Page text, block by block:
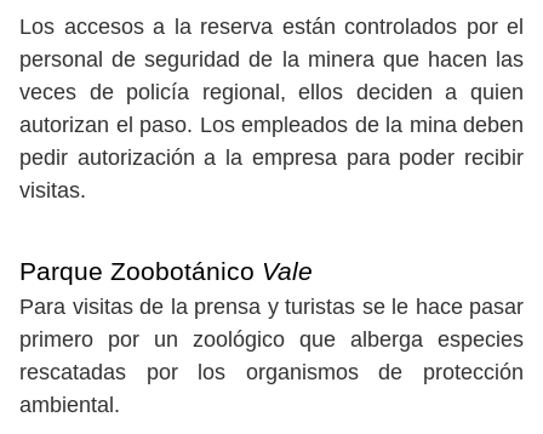
Los accesos a la reserva están controlados por el
personal de seguridad de la minera que hacen las
veces de policía regional, ellos deciden a quien
autorizan el paso. Los empleados de la mina deben
pedir autorización a la empresa para poder recibir
visitas.
Parque Zoobotánico Vale
Para visitas de la prensa y turistas se le hace pasar
primero por un zoológico que alberga especies
rescatadas por los organismos de protección
ambiental.